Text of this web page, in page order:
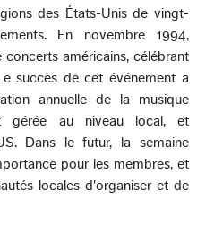
des États-Unis de vingt-
En novembre 1994,
américains, célébrant
succès de cet événement a
annuelle de la musique
gérée au niveau local, et
Dans le futur, la semaine
pour les membres, et
locales d'organiser et de